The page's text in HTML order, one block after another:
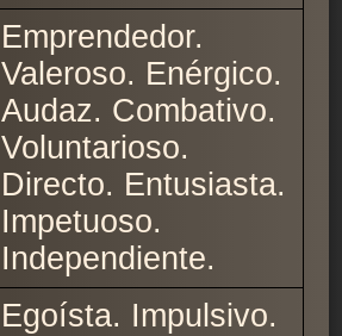
Emprendedor.
Valeroso. Enérgico.
Audaz. Combativo.
Voluntarioso.
Directo. Entusiasta.
Impetuoso.
Independiente.
Egoísta. Impulsivo.